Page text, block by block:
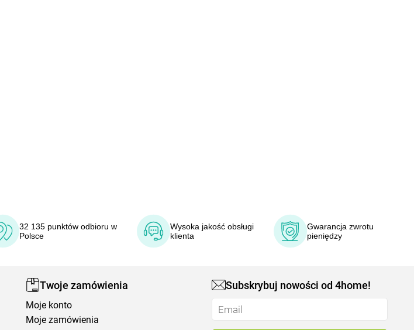
32 135 punktów odbioru w
Polsce
Wysoka jakość obsługi
klienta
Gwarancja zwrotu
pieniędzy
Twoje zamówienia
Moje konto
Moje zamówienia
Subskrybuj nowości od 4home!